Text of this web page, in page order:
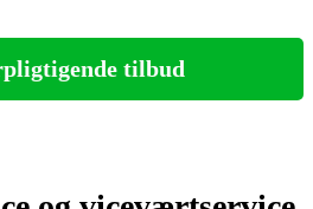
tilbud